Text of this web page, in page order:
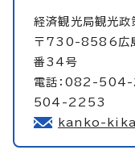
経済観光局観光
〒730-8586広
番34号
電話：082-504-
504-2253
kanko-